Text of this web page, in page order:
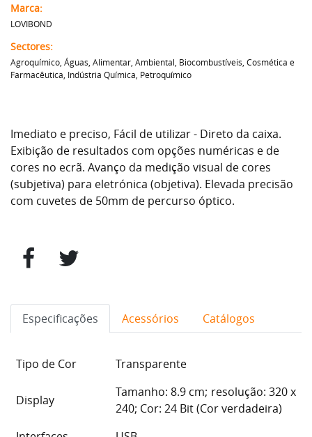
Marca:
LOVIBOND
Sectores:
Agroquímico, Águas, Alimentar, Ambiental, Biocombustíveis, Cosmética e
Farmacêutica, Indústria Química, Petroquímico
Imediato e preciso, Fácil de utilizar - Direto da caixa.
Exibição de resultados com opções numéricas e de
cores no ecrã. Avanço da medição visual de cores
(subjetiva) para eletrónica (objetiva). Elevada precisão
com cuvetes de 50mm de percurso óptico.
Especificações Acessórios Catálogos
Tipo de Cor Transparente
Display
Tamanho: 8.9 cm; resolução: 320 x
240; Cor: 24 Bit (Cor verdadeira)